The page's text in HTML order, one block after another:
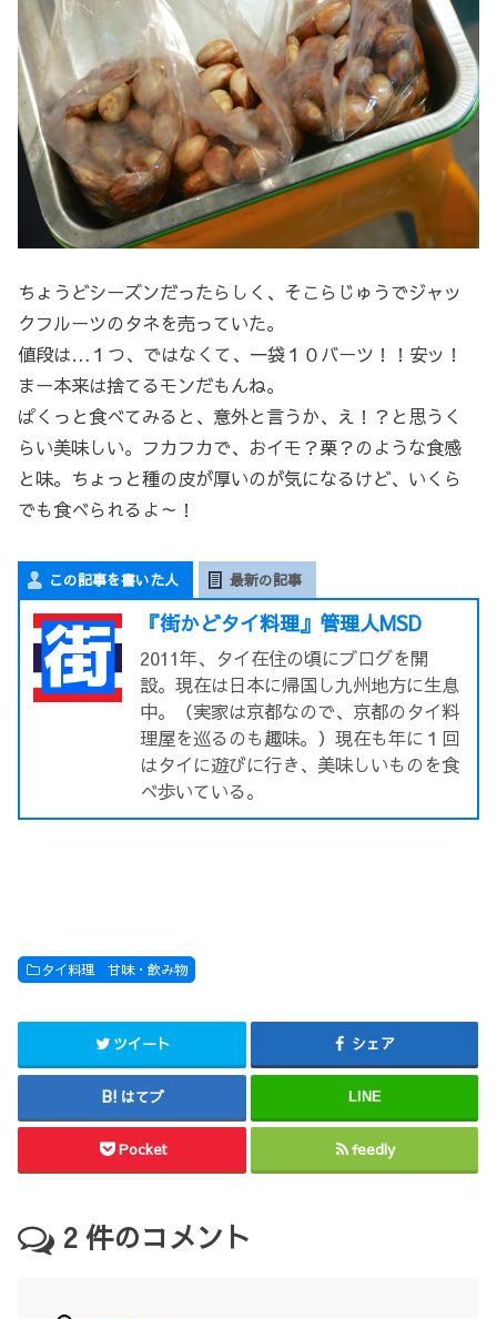
ちょうどシーズンだったらしく、そこらじゅうでジャッ
クフルーツのタネを売っていた。
値段は…１つ、ではなくて、一袋１０バーツ！！安ッ！
まー本来は捨てるモンだもんね。
ぱくっと食べてみると、意外と言うか、え！？と思うく
らい美味しい。フカフカで、おイモ？栗？のような食感
と味。ちょっと種の皮が厚いのが気になるけど、いくら
でも食べられるよ～！
この記事を書いた人 最新の記事
『街かどタイ料理』管理人MSD
2011年、タイ在住の頃にブログを開
設。現在は日本に帰国し九州地方に生息
中。（実家は京都なので、京都のタイ料
理屋を巡るのも趣味。）現在も年に１回
はタイに遊びに行き、美味しいものを食
べ歩いている。
タイ料理 甘味・飲み物
ツイート シェア
はてブ LINE
Pocket feedly
2 件のコメント